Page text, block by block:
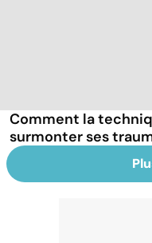
Comment la
surmonter ses